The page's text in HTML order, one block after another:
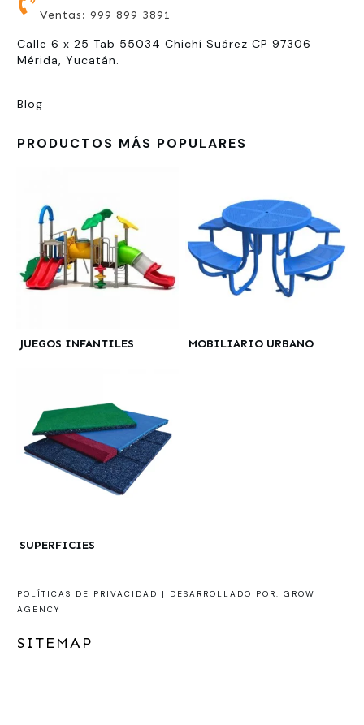
Ventas: 999 899 3891
Calle 6 x 25 Tab 55034 Chichí Suárez CP 97306
Mérida, Yucatán.
Blog
PRODUCTOS MÁS POPULARES
JUEGOS INFANTILES MOBILIARIO URBANO
SUPERFICIES
POLÍTICAS DE PRIVACIDAD |
DESARROLLADO POR: GROW
AGENCY
SITEMAP